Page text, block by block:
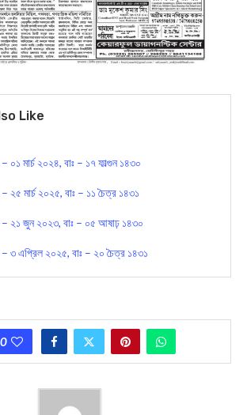
Like
মার্চ ২০২৪, বাঃ – ১৭ ফাল্গুন ১৪৩০
২৫ মার্চ ২০২৫, বাঃ – ১১ চৈত্র ১৪৩১
২১ জুন ২০২৩, বাঃ – ০৫ আষাঢ় ১৪৩০
৩ এপ্রিল ২০২৫, বাঃ – ২০ চৈত্র ১৪৩১
0